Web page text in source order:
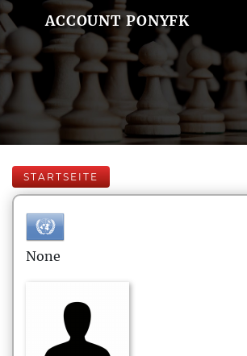
ACCOUNT PONYFK
STARTSEITE
None